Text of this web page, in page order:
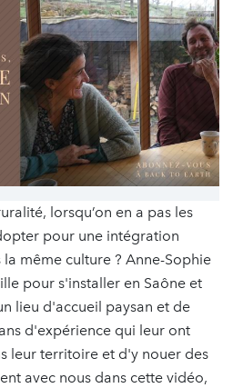
lorsqu’on en a pas les
pour une intégration
la même culture ? Anne-Sophie
pour s'installer en Saône et
lieu d'accueil paysan et de
d'expérience qui leur ont
leur territoire et d'y nouer des
avec nous dans cette vidéo,